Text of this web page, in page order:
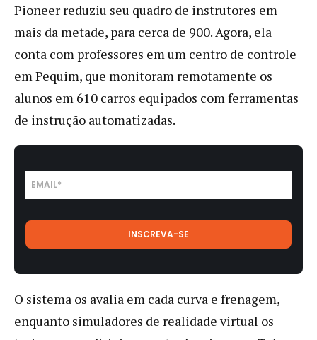
Pioneer reduziu seu quadro de instrutores em
mais da metade, para cerca de 900. Agora, ela
conta com professores em um centro de controle
em Pequim, que monitoram remotamente os
alunos em 610 carros equipados com ferramentas
de instrução automatizadas.
O sistema os avalia em cada curva e frenagem,
enquanto simuladores de realidade virtual os